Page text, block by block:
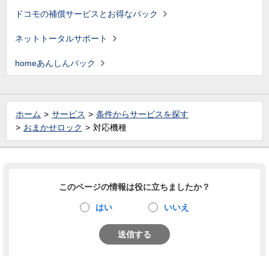
ドコモの補償サービスとお得なパック
ネットトータルサポート
homeあんしんパック
ホーム サービス
条件からサービスを探す
おまかせロック
対応機種
このページの情報は役に立ちましたか？
はい いいえ
送信する